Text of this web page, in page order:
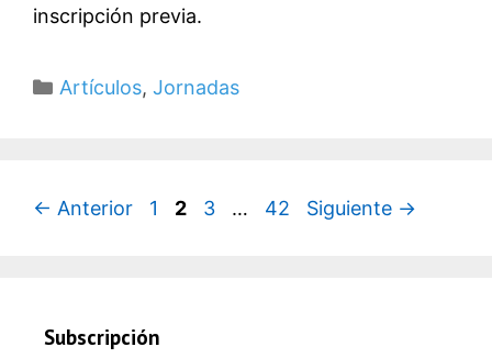
inscripción previa.
Categorías
Artículos, Jornadas
← Anterior Página
1 Página
2 Página
3 … Página
42 Siguiente →
Subscripción